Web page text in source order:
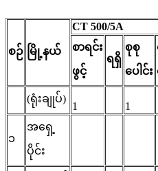
စဉ် မြို့နယ်
CT 500/5A
စာရင်း
ဖွင့်
ရရှိ
စုစု
ပေါင်း
(ရုံးချုပ်)
1 1
၁
အရှေ့
ပိုင်း